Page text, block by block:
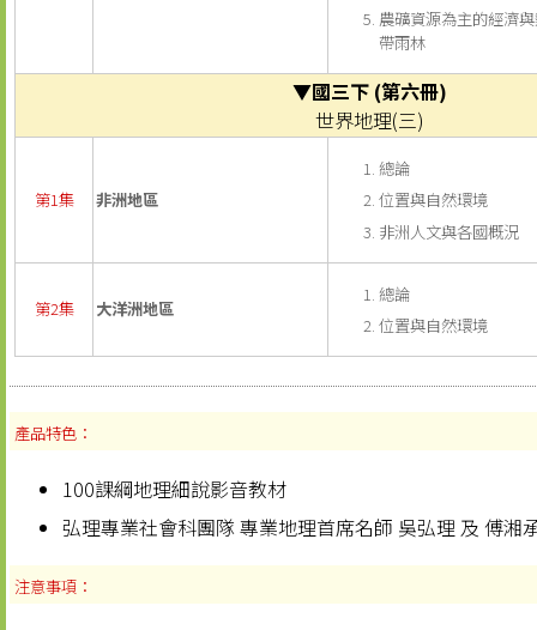
農礦資源為主的經濟
帶雨林
▼國三下 (第六冊)
世界地理(三)
第1集 非洲地區
總論
位置與自然環境
非洲人文與各國概況
第2集 大洋洲地區
總論
位置與自然環境
產品特色：
100課綱地理細說影音教材
弘理專業社會科團隊 專業地理首席名師 吳弘理 及 傅湘
注意事項：